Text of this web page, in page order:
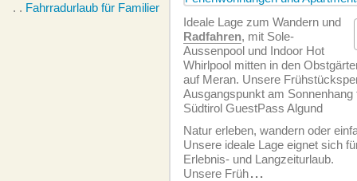
. . Fahrradurlaub für Familien
Ideale Lage zum Wandern und
Radfahren, mit Sole-
Aussenpool und Indoor Hot
Whirlpool mitten in den
auf Meran. Unsere
Ausgangspunkt am Sonnenhang
Südtirol GuestPass Algund
Natur erleben, wandern oder
Unsere ideale Lage eignet sich
Erlebnis- und Langzeiturlaub.
Unsere Früh...